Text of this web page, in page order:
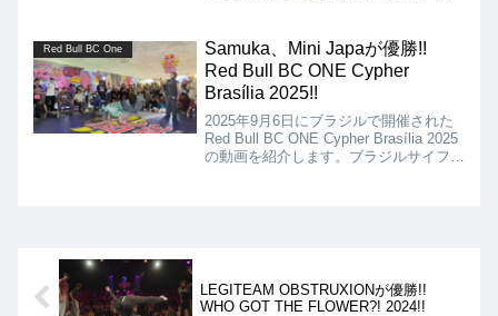
となりましたが、結果は、MENNO、
INDIAの優勝となりました!!
Red Bull BC One
Samuka、Mini Japaが優勝!!
Red Bull BC ONE Cypher
Brasília 2025!!
2025年9月6日にブラジルで開催された
Red Bull BC ONE Cypher Brasília 2025
の動画を紹介します。ブラジルサイファ
LEGITEAM OBSTRUXIONが優勝!!
WHO GOT THE FLOWER?! 2024!!